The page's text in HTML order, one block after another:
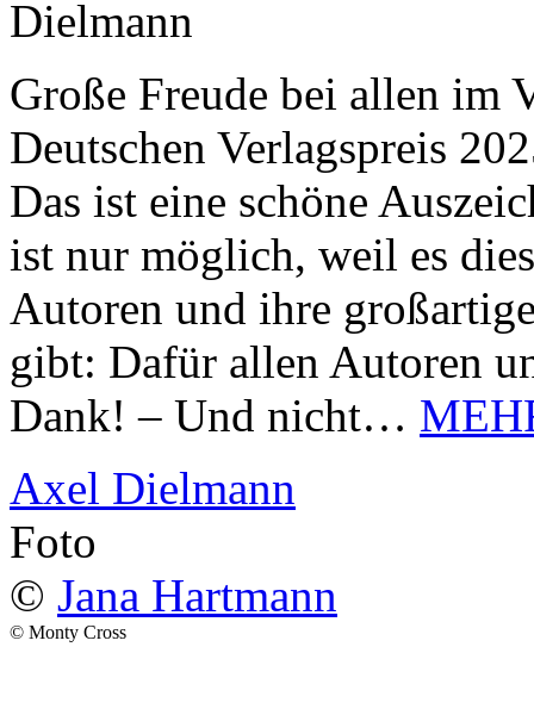
Große Freude bei allen im
Deutschen Verlagspreis
Das ist eine schöne
ist nur möglich, weil es
Autoren und ihre
gibt: Dafür allen Autoren
Dank! – Und nicht…
Axel Dielmann
Foto
© Jana Hartmann
© Monty Cross